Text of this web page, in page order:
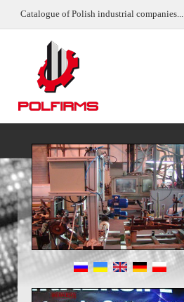
Catalogue of Polish industrial companies...